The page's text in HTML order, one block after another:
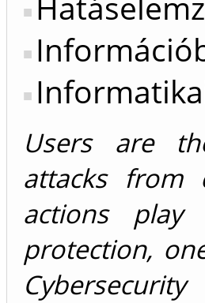
Users are
attacks from
actions
protection,